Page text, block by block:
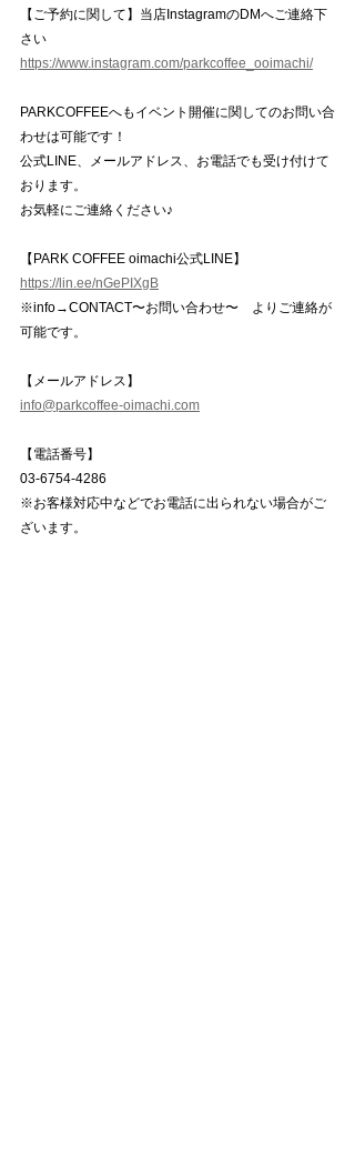
【ご予約に関して】当店InstagramのDMへご連絡下
さい
https://www.instagram.com/parkcoffee_ooimachi/
PARKCOFFEEへもイベント開催に関してのお問い合
わせは可能です！
公式LINE、メールアドレス、お電話でも受け付けて
おります。
お気軽にご連絡ください♪
【PARK COFFEE oimachi公式LINE】
https://lin.ee/nGePIXgB
※info→CONTACT〜お問い合わせ〜　よりご連絡が
可能です。
【メールアドレス】
info@parkcoffee-oimachi.com
【電話番号】
03-6754-4286
※お客様対応中などでお電話に出られない場合がご
ざいます。